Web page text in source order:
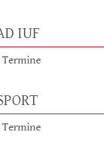
IUF